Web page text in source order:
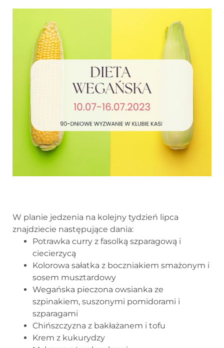
W planie jedzenia na kolejny tydzień lipca
znajdziecie następujące dania:
Potrawka curry z fasolką szparagową i
ciecierzycą
Kolorowa sałatka z boczniakiem smażonym i
sosem musztardowy
Wegańska pieczona owsianka ze
szpinakiem, suszonymi pomidorami i
szparagami
Chińszczyzna z bakłażanem i tofu
Krem z kukurydzy